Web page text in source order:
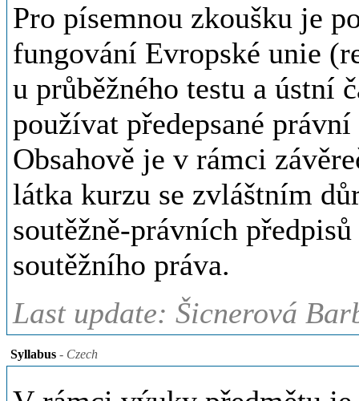
Pro písemnou zkoušku je
fungování Evropské unie
u průběžného testu a ústní
používat předepsané
Obsahově je v rámci
látka kurzu se zvláštním
soutěžně-právních
soutěžního práva.
Last update: Šicnerová
Syllabus - Czech